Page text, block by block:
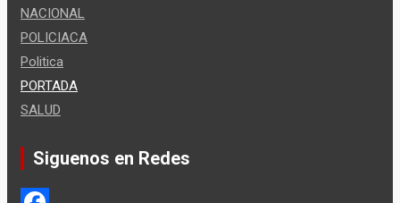
NACIONAL
POLICIACA
Politica
PORTADA
SALUD
Siguenos en Redes